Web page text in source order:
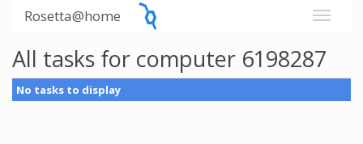
Rosetta@home
All tasks for computer 6198287
No tasks to display